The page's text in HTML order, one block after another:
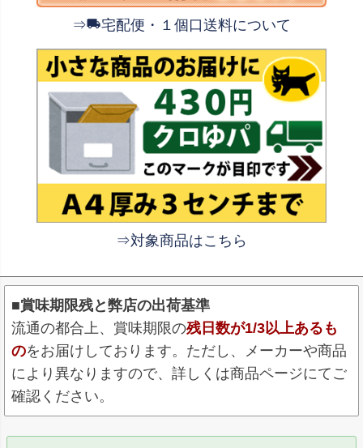
⇒ 宅配便・１個口送料について
⇒対象商品はこちら
■賞味期限残と弊店の出荷基準
流通の都合上、賞味期限の残日数が1/3以上あるも
のをお届けしております。ただし、メーカーや商品
により異なりますので、詳しくは商品ページにてご
確認ください。